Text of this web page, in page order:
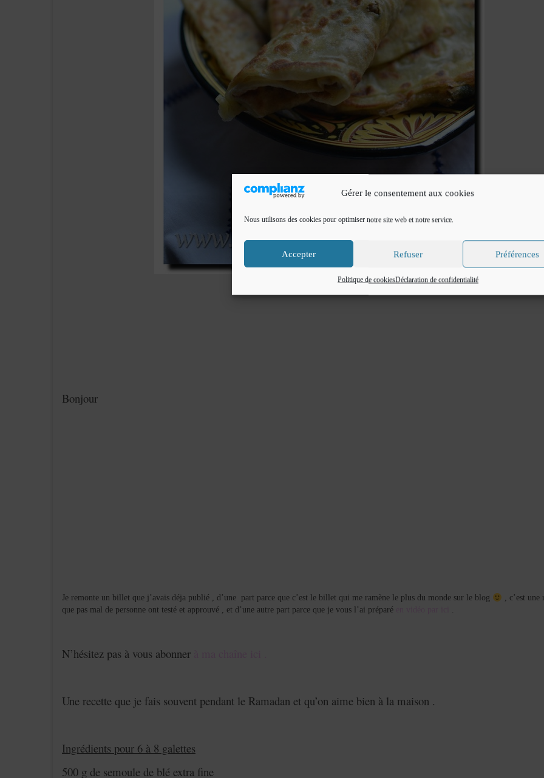
Gérer le consentement aux cookies
Nous utilisons des cookies pour optimiser notre site web et notre service.
Accepter Refuser Préférences
Politique de cookiesDéclaration de confidentialité
Bonjour
Je remonte un billet que j’avais déja publié , d’une part parce que c’est le billet qui me ramène le plus du monde sur le blog
, c’est une
que pas mal de personne ont testé et approuvé , et d’une autre part parce que je vous l’ai préparé
.
N’hésitez pas à vous abonner
Une recette que je fais souvent pendant le Ramadan et qu’on aime bien à la maison .
Ingrédients pour 6 à 8 galettes
500 g de semoule de blé extra fine